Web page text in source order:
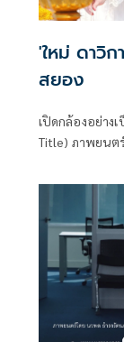
'ใหม่ ดาวิ
สยอง
เปิดกล้องอย่าง
Title) ภาพยนตร์ดัดแปลงจากบทประพันธ์สุดคลาสสิก ทายาท
รดิวซ์และกำกับ
ตั้ม-วีรชัย ใหญ่